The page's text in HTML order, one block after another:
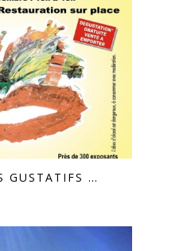
GUSTATIFS …